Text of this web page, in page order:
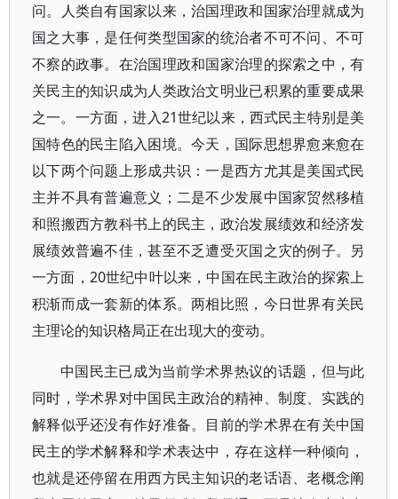
问。人类自有国家以来，治国理政和国家治理就成为
国之大事，是任何类型国家的统治者不可不问、不可
不察的政事。在治国理政和国家治理的探索之中，有
关民主的知识成为人类政治文明业已积累的重要成果
之一。一方面，进入21世纪以来，西式民主特别是美
国特色的民主陷入困境。今天，国际思想界愈来愈在
以下两个问题上形成共识：一是西方尤其是美国式民
主并不具有普遍意义；二是不少发展中国家贸然移植
和照搬西方教科书上的民主，政治发展绩效和经济发
展绩效普遍不佳，甚至不乏遭受灭国之灾的例子。另
一方面，20世纪中叶以来，中国在民主政治的探索上
积渐而成一套新的体系。两相比照，今日世界有关民
主理论的知识格局正在出现大的变动。
中国民主已成为当前学术界热议的话题，但与此
同时，学术界对中国民主政治的精神、制度、实践的
解释似乎还没有作好准备。目前的学术界在有关中国
民主的学术解释和学术表达中，存在这样一种倾向，
也就是还停留在用西方民主知识的老话语、老概念阐